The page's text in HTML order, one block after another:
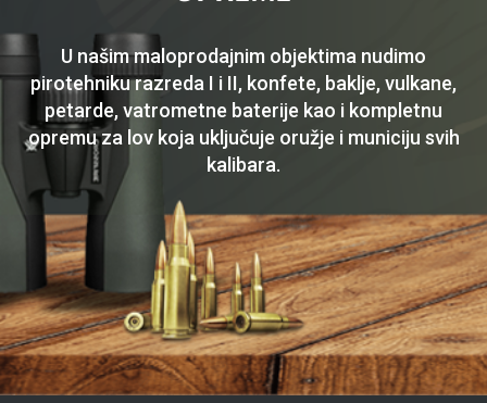
U našim maloprodajnim objektima nudimo
pirotehniku razreda I i II, konfete, baklje, vulkane,
petarde, vatrometne baterije kao i kompletnu
opremu za lov koja uključuje oružje i municiju svih
kalibara.